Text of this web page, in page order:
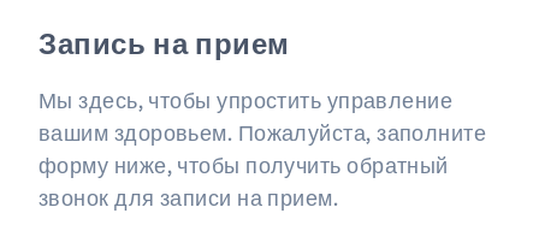
Запись на прием
Мы здесь, чтобы упростить управление
вашим здоровьем. Пожалуйста, заполните
форму ниже, чтобы получить обратный
звонок для записи на прием.